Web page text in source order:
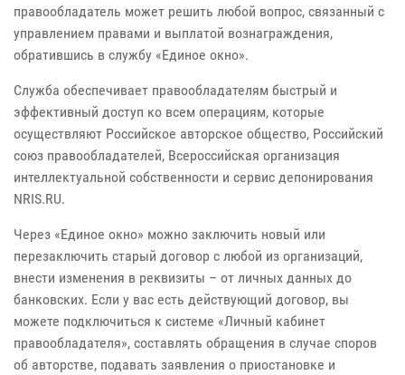
правообладатель может решить любой вопрос, связанный с
управлением правами и выплатой вознаграждения,
обратившись в службу «Единое окно».
Служба обеспечивает правообладателям быстрый и
эффективный доступ ко всем операциям, которые
осуществляют Российское авторское общество, Российский
союз правообладателей, Всероссийская организация
интеллектуальной собственности и сервис депонирования
NRIS.RU.
Через «Единое окно» можно заключить новый или
перезаключить старый договор с любой из организаций,
внести изменения в реквизиты – от личных данных до
банковских. Если у вас есть действующий договор, вы
можете подключиться к системе «Личный кабинет
правообладателя», составлять обращения в случае споров
об авторстве, подавать заявления о приостановке и